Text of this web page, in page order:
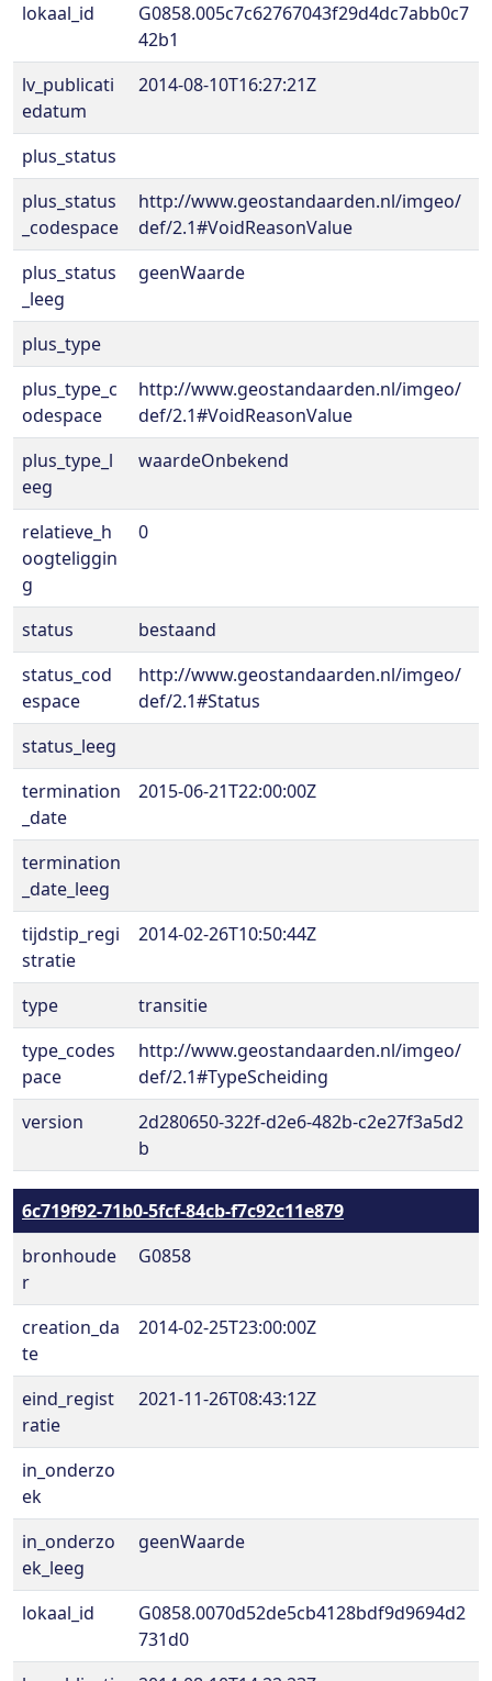
lokaal_id
G0858.005c7c62767043f29d4dc7abb0c7
42b1
lv_publicati
edatum
2014-08-10T16:27:21Z
plus_status
plus_status
_codespace
http://www.geostandaarden.nl/imgeo/
def/2.1#VoidReasonValue
plus_status
_leeg
geenWaarde
plus_type
plus_type_c
odespace
http://www.geostandaarden.nl/imgeo/
def/2.1#VoidReasonValue
plus_type_l
eeg
waardeOnbekend
relatieve_h
oogteliggin
g
0
status
bestaand
status_cod
espace
http://www.geostandaarden.nl/imgeo/
def/2.1#Status
status_leeg
termination
_date
2015-06-21T22:00:00Z
termination
_date_leeg
tijdstip_regi
stratie
2014-02-26T10:50:44Z
type
transitie
type_codes
pace
http://www.geostandaarden.nl/imgeo/
def/2.1#TypeScheiding
version
2d280650-322f-d2e6-482b-c2e27f3a5d2
b
6c719f92-71b0-5fcf-84cb-f7c92c11e879
bronhoude
r
G0858
creation_da
te
2014-02-25T23:00:00Z
eind_regist
ratie
2021-11-26T08:43:12Z
in_onderzo
ek
in_onderzo
ek_leeg
geenWaarde
lokaal_id
G0858.0070d52de5cb4128bdf9d9694d2
731d0